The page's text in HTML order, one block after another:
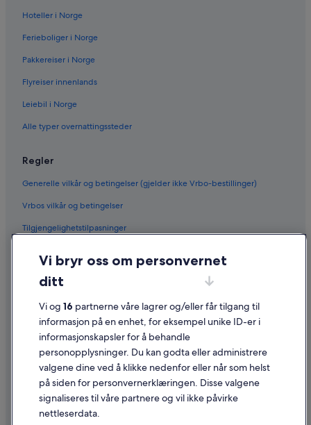
Hoteller i Norge
Ferieboliger i Norge
Pakkereiser i Norge
Flyreiser innenlands
Leiebil i Norge
Alle typer overnattingssteder
Regler
Generelle vilkår og betingelser (gjelder ikke Vrbo-bestillinger)
Vrbos vilkår og betingelser
Tilgjengelighetstilpasninger
Juridisk informasjon / kontakt oss
Retningslinjer for innhold og rapportering av innhold
Hjelp
Kontakt oss
Avbestille eller endre bestillingen
Vi bryr oss om personvernet
ditt
Vi og 16 partnerne våre lagrer og/eller får tilgang til
informasjon på en enhet, for eksempel unike ID-er i
informasjonskapsler for å behandle
personopplysninger. Du kan godta eller administrere
valgene dine ved å klikke nedenfor eller når som helst
på siden for personvernerklæringen. Disse valgene
signaliseres til våre partnere og vil ikke påvirke
nettleserdata.